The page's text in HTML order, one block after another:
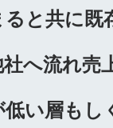
と共に既
へ流れ売
い層もし